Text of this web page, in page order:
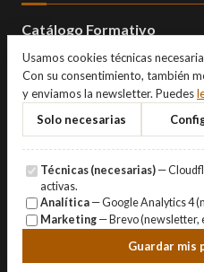
Catálogo Formativo
Aviso Legal·Privacidad·
Usamos cookies técnicas
Con su consentimiento, también
y enviamos la newsletter. Puedes
Solo necesarias
Técnicas (necesarias) —
activas.
Analítica — Google Analytics 4
Marketing — Brevo (newsletter,
Guardar mis